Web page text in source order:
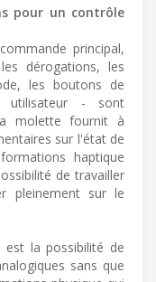
pour un contrôle
principal,
dérogations, les
les boutons de
utilisateur - sont
molette fournit à
sur l'état de
haptique
de travailler
pleinement sur le
est la possibilité de
sans que